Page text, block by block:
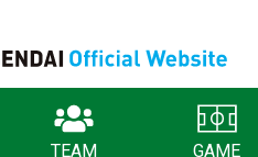
TEAM GAME